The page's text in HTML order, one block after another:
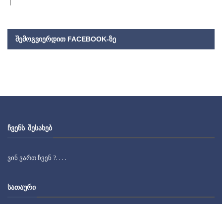
ᲨᲔᲛᲝᲒᲕᲘᲔᲠᲓᲘᲗ FACEBOOK-ᲖᲔ
ᲩᲕᲔᲜᲡ ᲨᲔᲡᲐᲮᲔᲑ
ვინ ვართ ჩვენ ?. . . .
ᲡᲐᲗᲐᲣᲠᲘ